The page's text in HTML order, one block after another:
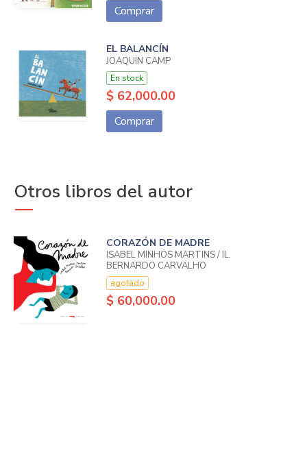
Comprar
EL BALANCÍN
JOAQUÍN CAMP
En stock
$ 62,000.00
Comprar
Otros libros del autor
CORAZÓN DE MADRE
ISABEL MINHÓS MARTINS / IL.
BERNARDO CARVALHO
agotado
$ 60,000.00